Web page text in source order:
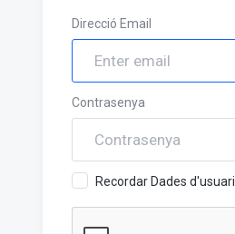
Direcció Email
Contrasenya
Recordar Dades d'usuari